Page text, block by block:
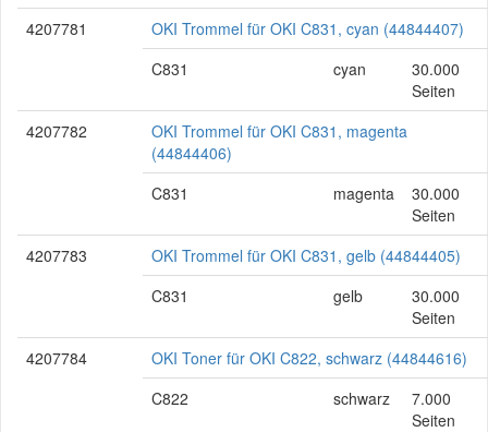
4207781
OKI Trommel für OKI C831, cyan (44844407)
C831
cyan
30.000
Seiten
4207782
OKI Trommel für OKI C831, magenta
(44844406)
C831
magenta
30.000
Seiten
4207783
OKI Trommel für OKI C831, gelb (44844405)
C831
gelb
30.000
Seiten
4207784
OKI Toner für OKI C822, schwarz (44844616)
C822
schwarz
7.000
Seiten